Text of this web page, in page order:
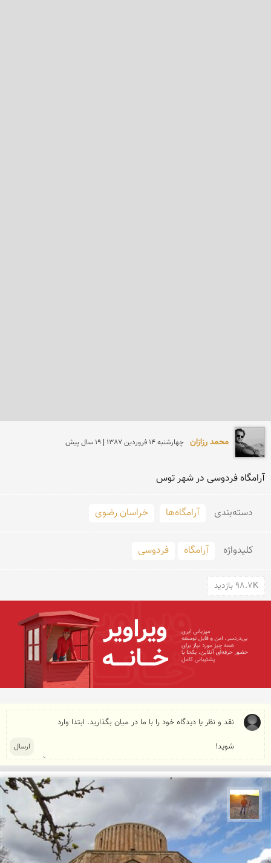
محمد رزازان چهارشنبه 14 فروردين 1387 | 19 سال پیش
آرامگاه فردوسی در شهر توس
دسته‌بندی آرامگاه‌ها خراسان رضوی
کلید‌واژه آرامگاه فردوسی
98.7K بازدید
مهدی مخلصیان